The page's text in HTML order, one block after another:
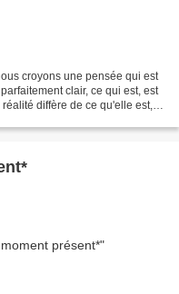
croyons une pensée qui est
clair, ce qui est, est
diffère de ce qu'elle est,